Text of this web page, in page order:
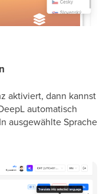
aktiviert, dann kannst
automatisch
ausgewählte Sprache